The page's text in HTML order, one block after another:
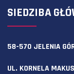
SIEDZIBA
58-570 JELENIA
UL. KORNELA